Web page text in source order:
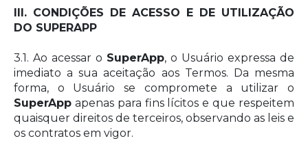
III. CONDIÇÕES DE ACESSO E DE UTILIZAÇÃO
DO SUPERAPP
3.1. Ao acessar o SuperApp, o Usuário expressa de
imediato a sua aceitação aos Termos. Da mesma
forma, o Usuário se compromete a utilizar o
SuperApp apenas para fins lícitos e que respeitem
quaisquer direitos de terceiros, observando as leis e
os contratos em vigor.